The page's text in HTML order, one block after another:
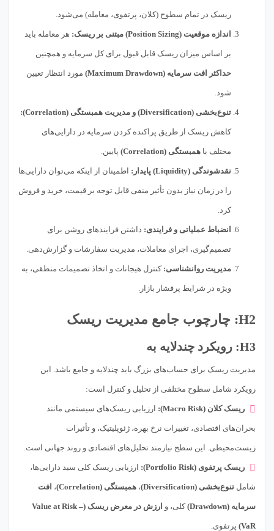
ریسک در تمام سطوح (کلان، پرتفوی، معامله) می‌شود.
اندازه موقعیت (Position Sizing) مبتنی بر ریسک: هر معامله باید
بر اساس میزان ریسک قابل قبول برای کل سرمایه و همچنین
حداکثر افت سرمایه (Maximum Drawdown) مورد انتظار تعیین
شود.
تنوع‌بخشی (Diversification) و مدیریت همبستگی (Correlation):
کاهش ریسک از طریق پراکنده کردن سرمایه در دارایی‌های
مختلف با همبستگی (Correlation) پایین.
نقدشوندگی (Liquidity) پایدار: اطمینان از اینکه می‌توان دارایی‌ها
را در زمان نیاز بدون تأثیر منفی قابل توجه بر قیمت، خرید و فروش
کرد.
انضباط عملیاتی و فرایندی: داشتن فرایندهای روشن برای
تصمیم‌گیری، اجرای معاملات، مدیریت سفارشات و گزارش‌دهی.
مدیریت روانشناسی: کنترل هیجانات و اتخاذ تصمیمات منطقی، به
ویژه در شرایط پرفشار بازار.
H2: چارچوب جامع مدیریت ریسک
H3: رویکرد چندلایه به
مدیریت ریسک برای حساب‌های بزرگ باید چندلایه و جامع باشد. این
رویکرد شامل سطوح مختلفی از تحلیل و کنترل است:
ریسک کلان (Macro Risk): ارزیابی ریسک‌های سیستمی مانند
بحران‌های اقتصادی، تغییرات نرخ بهره، ژئوپلیتیک، و تأثیرات
زیست‌محیطی. این سطح نیازمند تحلیل‌های اقتصادی و روند جهانی است.
ریسک پرتفوی (Portfolio Risk): ارزیابی ریسک کلی سبد دارایی‌ها،
شامل تنوع‌بخشی (Diversification) ، همبستگی (Correlation) ، افت
سرمایه (Drawdown) کلی، و ارزش در معرض ریسک (Value at Risk –
VaR) پرتفوی.